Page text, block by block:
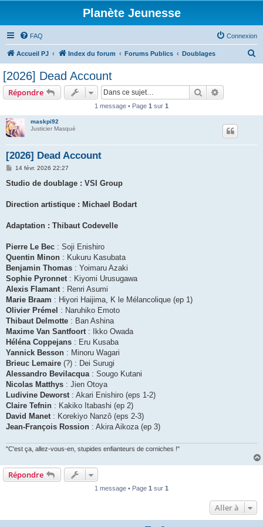
Planète Jeunesse
FAQ Connexion
Accueil PJ Index du forum Forums Publics Doublages
[2026] Dead Account
Répondre Rechercher
1 message • Page 1 sur 1
maskpi92
Justicier Masqué
[2026] Dead Account
M
s
g
14 févr. 2026 22:27
Studio de doublage : VSI Group
Direction artistique : Michael Bodart
Adaptation : Thibaut Codevelle
Pierre Le Bec : Soji Enishiro
Quentin Minon : Kukuru Kasubata
Benjamin Thomas : Yoimaru Azaki
Sophie Pyronnet : Kiyomi Urusugawa
Alexis Flamant : Renri Asumi
Marie Braam : Hiyori Haijima, K le Mélancolique (ep 1)
Olivier Prémel : Naruhiko Emoto
Thibaut Delmotte : Ban Ashina
Maxime Van Santfoort: Ikko Owada
Héléna Coppejans : Eru Kusaba
Yannick Besson : Minoru Wagari
Brieuc Lemaire (?) : Dei Surugi
Alessandro Bevilacqua: Sougo Kutani
Nicolas Matthys : Jien Otoya
Ludivine Deworst: Akari Enishiro (eps 1-2)
Claire Tefnin : Kakiko Itabashi (ep 2)
David Manet: Korekiyo Nanzô (eps 2-3)
Jean-François Rossion : Akira Aikoza (ep 3)
"C'est ça, allez-vous-en, stupides enfianteurs de corniches !"
Répondre
1 message • Page 1 sur 1
Aller à